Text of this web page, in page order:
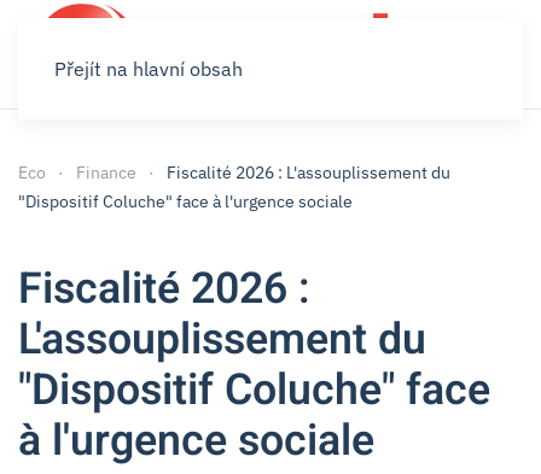
Přejít na hlavní obsah
Eco Finance
Fiscalité 2026 : L'assouplissement du
"Dispositif Coluche" face à l'urgence sociale
Fiscalité 2026 :
L'assouplissement du
"Dispositif Coluche" face
à l'urgence sociale